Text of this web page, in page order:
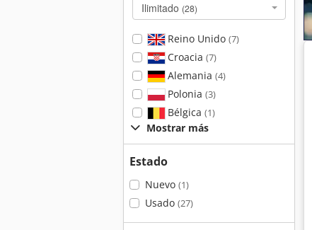
Ilimitado (28)
Reino Unido (7)
Croacia (7)
Alemania (4)
Polonia (3)
Bélgica (1)
Mostrar más
Estado
Nuevo (1)
Usado (27)